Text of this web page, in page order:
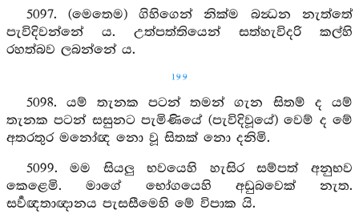
5097. (මෙතෙම) ගිහිගෙන් නික්ම බන්‍ධන නැත්තේ
පැවිදිවන්නේ ය. උත්පත්තියෙන් සත්හැවිදරි කල්හි
රහත්බව ලබන්නේ ය.
199
5098. යම් තැනක පටන් තමන් ගැන සිතම් ද යම්
තැනක පටන් සසුනට පැමිණියේ (පැවිදිවූයේ) වෙම් ද මේ
අතරතුර මනෝඥ නො වූ සිතක් නො දනිමි.
5099. මම සියලු භවයෙහි හැසිර සම්පත් අනුභව
කෙළෙමි. මාගේ භෝගයෙහි අඩුබවෙක් නැත.
සර්‍වඥතාඥානය පැසසීමෙහි මේ විපාක යි.